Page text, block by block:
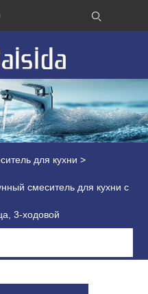
для кухни >
смеситель для кухни с
3-ходовой